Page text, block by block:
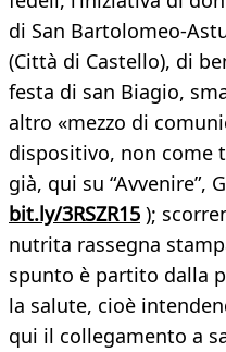
di San Bartolomeo-
(Città di Castello), di
festa di san Biagio,
altro «mezzo di
dispositivo, non come
già, qui su “Avvenire”,
bit.ly/3RSZR15 );
nutrita rassegna
spunto è partito dalla
la salute, cioè
qui il collegamento a